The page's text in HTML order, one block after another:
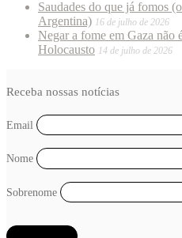
Saudades do que já fomos
Argentina) 16 de julho de 2026
Negar a fome em Gaza não
Holocausto 14 de julho de 2026
Receba nossas notícias
Email
Nome
Sobrenome